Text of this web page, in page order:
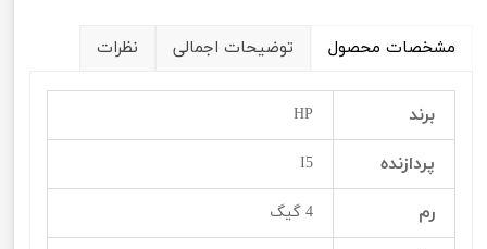
مشخصات محصول توضیحات اجمالی نظرات
برند HP
پردازنده I5
رم 4 گیگ